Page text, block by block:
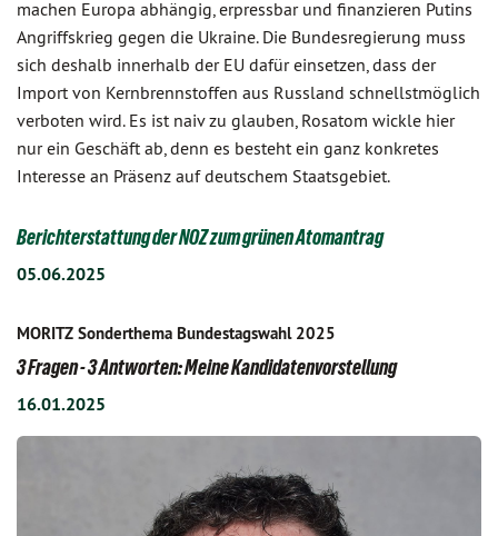
machen Europa abhängig, erpressbar und finanzieren Putins
Angriffskrieg gegen die Ukraine. Die Bundesregierung muss
sich deshalb innerhalb der EU dafür einsetzen, dass der
Import von Kernbrennstoffen aus Russland schnellstmöglich
verboten wird. Es ist naiv zu glauben, Rosatom wickle hier
nur ein Geschäft ab, denn es besteht ein ganz konkretes
Interesse an Präsenz auf deutschem Staatsgebiet.
Berichterstattung der NOZ zum grünen Atomantrag
05.06.2025
MORITZ Sonderthema Bundestagswahl 2025
3 Fragen - 3 Antworten: Meine Kandidatenvorstellung
16.01.2025